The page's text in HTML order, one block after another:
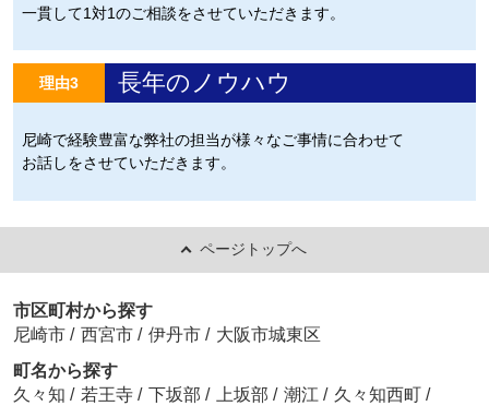
一貫して1対1のご相談をさせていただきます。
理由3 長年のノウハウ
尼崎で経験豊富な弊社の担当が様々なご事情に合わせて
お話しをさせていただきます。
ページトップへ
市区町村から探す
尼崎市 / 西宮市 / 伊丹市 / 大阪市城東区
町名から探す
久々知 / 若王寺 / 下坂部 / 上坂部 / 潮江 / 久々知西町 /